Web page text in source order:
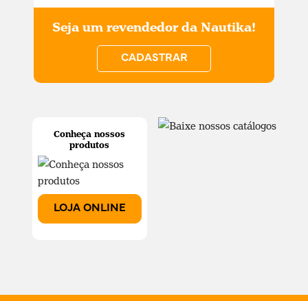
Conheça nossos
produtos
LOJA ONLINE
Seja um revendedor da Nautika!
CADASTRAR